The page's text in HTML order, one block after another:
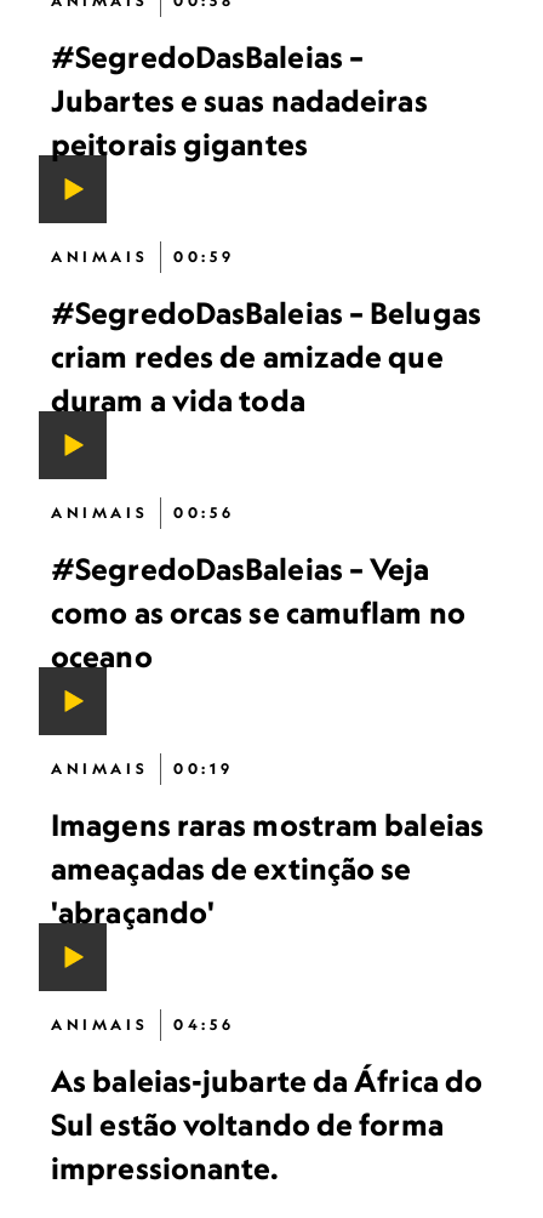
#SegredoDasBaleias –
Jubartes e suas nadadeiras
peitorais gigantes
ANIMAIS 00:59
#SegredoDasBaleias – Belugas
criam redes de amizade que
duram a vida toda
ANIMAIS 00:56
#SegredoDasBaleias – Veja
como as orcas se camuflam no
oceano
ANIMAIS 00:19
Imagens raras mostram baleias
ameaçadas de extinção se
'abraçando'
ANIMAIS 04:56
As baleias-jubarte da África do
Sul estão voltando de forma
impressionante.